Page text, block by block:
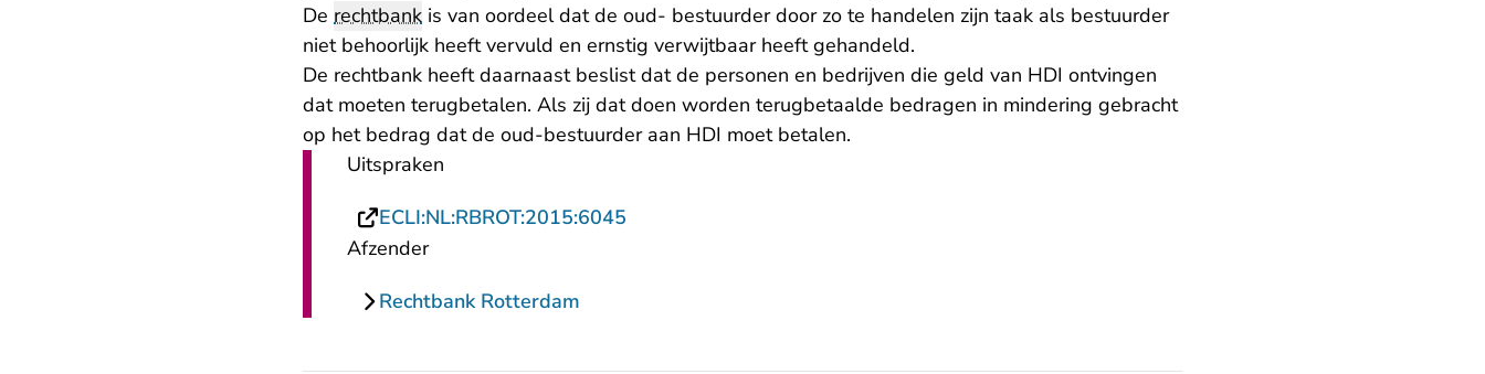
De rechtbank is van oordeel dat de oud- bestuurder door zo te handelen zijn taak als bestuurder
niet behoorlijk heeft vervuld en ernstig verwijtbaar heeft gehandeld.
De rechtbank heeft daarnaast beslist dat de personen en bedrijven die geld van HDI ontvingen
dat moeten terugbetalen. Als zij dat doen worden terugbetaalde bedragen in mindering gebracht
op het bedrag dat de oud-bestuurder aan HDI moet betalen.
Uitspraken
ECLI:NL:RBROT:2015:6045
Afzender
Rechtbank Rotterdam